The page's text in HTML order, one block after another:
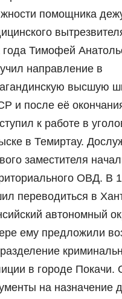
помощника
года Тимофей
направление в
высшую
и после её
к работе в
в Темиртау.
заместителя
ОВД. В
переводиться в
автономный
ему предложили
в городе Покачи.
на назначение